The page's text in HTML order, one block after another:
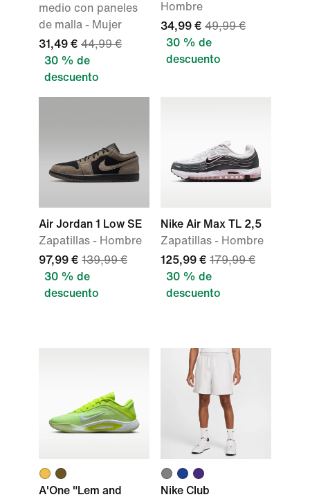
medio con paneles
de malla - Mujer
31,49 € 44,99 €
30 % de
descuento
Hombre
34,99 € 49,99 €
30 % de
descuento
Air Jordan 1 Low SE
Zapatillas - Hombre
97,99 € 139,99 €
30 % de
descuento
Nike Air Max TL 2,5
Zapatillas - Hombre
125,99 € 179,99 €
30 % de
descuento
A'One "Lem and
Nike Club